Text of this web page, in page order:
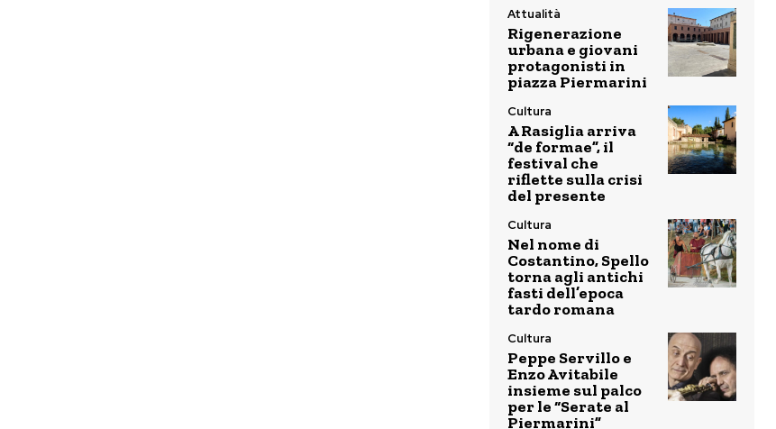
Attualità
Rigenerazione
urbana e giovani
protagonisti in
piazza Piermarini
Cultura
A Rasiglia arriva
“de formae”, il
festival che
riflette sulla crisi
del presente
Cultura
Nel nome di
Costantino, Spello
torna agli antichi
fasti dell’epoca
tardo romana
Cultura
Peppe Servillo e
Enzo Avitabile
insieme sul palco
per le “Serate al
Piermarini”